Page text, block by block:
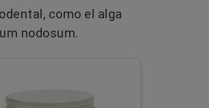
como el alga
nodosum.